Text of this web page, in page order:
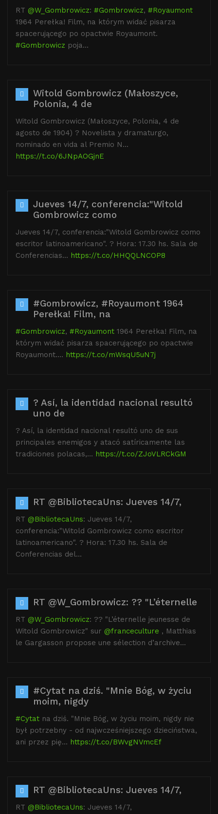
RT @W_Gombrowicz: #Gombrowicz, #Royaumont
1964 Perełka! Film, na którym widać pisarza
spacerującego po opactwie Royaumont.
#Gombrowicz poja…
Witold Gombrowicz (Małoszyce,
Polonia, 4 de
Witold Gombrowicz (Małoszyce, Polonia, 4 de
agosto de 1904) ? Novelista y dramaturgo,
nominado en vida al Premio N…
https://t.co/6JNpAOGjnE
Jueves 14/7, conferencia:"Witold
Gombrowicz como
Jueves 14/7, conferencia:"Witold Gombrowicz como
escritor latinoamericano". ? Hora: 17.30 hs. Sala de
Conferencias… https://t.co/HHQQLNCOP8
#Gombrowicz, #Royaumont 1964
Perełka! Film, na
#Gombrowicz, #Royaumont 1964 Perełka! Film, na
którym widać pisarza spacerującego po opactwie
Royaumont.… https://t.co/mWsqU5uN7j
? Así, la identidad nacional resultó
uno de
? Así, la identidad nacional resultó uno de sus
principales enemigos y atacó satíricamente las
tradiciones polacas,… https://t.co/ZJoVLRCkGM
RT @BibliotecaUns: Jueves 14/7,
RT @BibliotecaUns: Jueves 14/7,
conferencia:"Witold Gombrowicz como escritor
latinoamericano". ? Hora: 17.30 hs. Sala de
Conferencias del…
RT @W_Gombrowicz: ?? "L’éternelle
RT @W_Gombrowicz: ?? "L’éternelle jeunesse de
Witold Gombrowicz" sur @franceculture , Matthias
le Gargasson propose une sélection d’archive…
#Cytat na dziś. "Mnie Bóg, w życiu
moim, nigdy
#Cytat na dziś. "Mnie Bóg, w życiu moim, nigdy nie
był potrzebny - od najwcześniejszego dzieciństwa,
ani przez pię… https://t.co/BWvgNVmcEf
RT @BibliotecaUns: Jueves 14/7,
RT @BibliotecaUns: Jueves 14/7,